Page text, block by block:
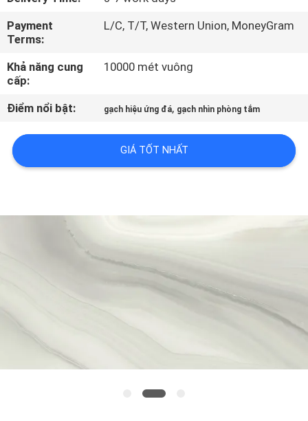
KIỂM
SOÁT
CHẤT
LƯỢNG
LIÊN
CẦU
GIÁ
Payment
Terms:
L/C, T/T, Western Union, MoneyGram
Khả năng cung
cấp:
10000 mét vuông
Điểm nổi bật: gạch hiệu ứng đá, gạch nhìn phòng tắm
GIÁ TỐT NHẤT